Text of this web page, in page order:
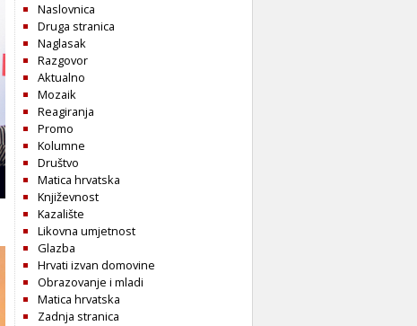
Naslovnica
Druga stranica
Naglasak
Razgovor
Aktualno
Mozaik
Reagiranja
Promo
Kolumne
Društvo
Matica hrvatska
Književnost
Kazalište
Likovna umjetnost
Glazba
Hrvati izvan domovine
Obrazovanje i mladi
Matica hrvatska
Zadnja stranica